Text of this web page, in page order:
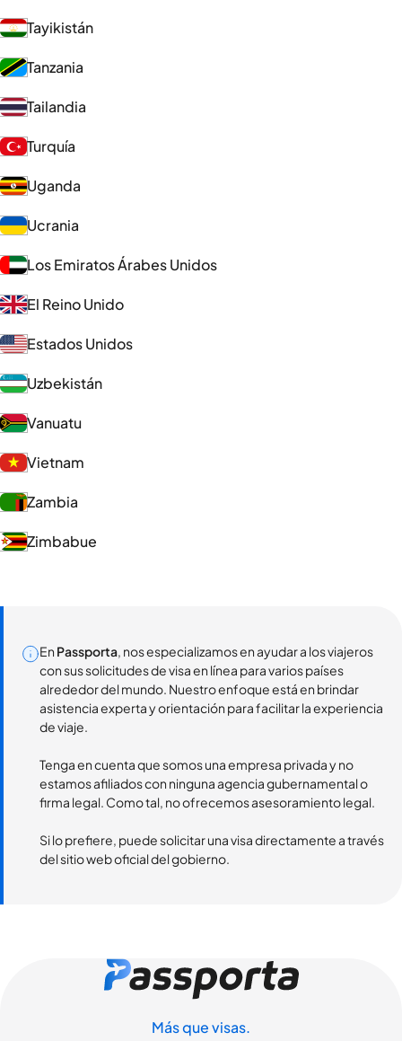
Tayikistán
Tanzania
Tailandia
Turquía
Uganda
Ucrania
Los Emiratos Árabes Unidos
El Reino Unido
Estados Unidos
Uzbekistán
Vanuatu
Vietnam
Zambia
Zimbabue
En Passporta, nos especializamos en ayudar a los viajeros
con sus solicitudes de visa en línea para varios países
alrededor del mundo. Nuestro enfoque está en brindar
asistencia experta y orientación para facilitar la experiencia
de viaje.
Tenga en cuenta que somos una empresa privada y no
estamos afiliados con ninguna agencia gubernamental o
firma legal. Como tal, no ofrecemos asesoramiento legal.
Si lo prefiere, puede solicitar una visa directamente a través
del sitio web oficial del gobierno.
Más que visas.